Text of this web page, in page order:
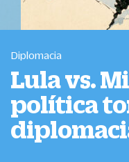
Diplomacia
Lula vs.
política